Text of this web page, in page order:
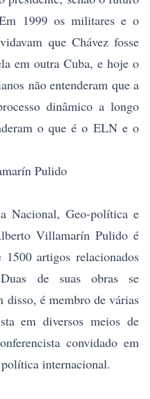
1999 os militares e o
que Chávez fosse
em outra Cuba, e hoje o
não entenderam que a
dinâmico a longo
o que é o ELN e o
Pulido
Geo-política e
Villamarín Pulido é
artigos relacionados
de suas obras se
é membro de várias
em diversos meios de
convidado em
internacional.